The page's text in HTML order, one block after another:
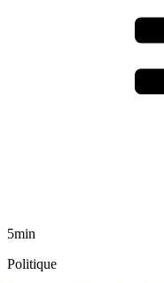
5min
Politique